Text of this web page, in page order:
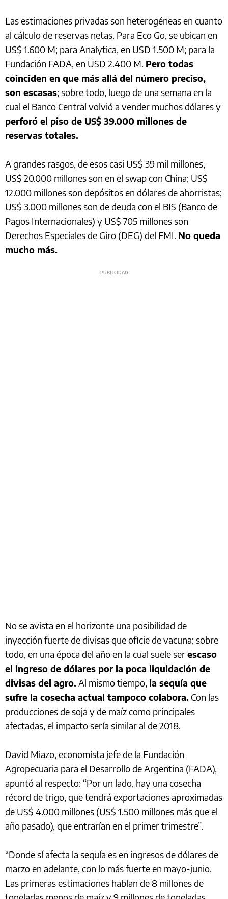
Las estimaciones privadas son heterogéneas en cuanto
al cálculo de reservas netas. Para Eco Go, se ubican en
US$ 1.600 M; para Analytica, en USD 1.500 M; para la
Fundación FADA, en USD 2.400 M. Pero todas
coinciden en que más allá del número preciso,
son escasas; sobre todo, luego de una semana en la
cual el Banco Central volvió a vender muchos dólares y
perforó el piso de US$ 39.000 millones de
reservas totales.
A grandes rasgos, de esos casi US$ 39 mil millones,
US$ 20.000 millones son en el swap con China; US$
12.000 millones son depósitos en dólares de ahorristas;
US$ 3.000 millones son de deuda con el BIS (Banco de
Pagos Internacionales) y US$ 705 millones son
Derechos Especiales de Giro (DEG) del FMI. No queda
mucho más.
No se avista en el horizonte una posibilidad de
inyección fuerte de divisas que oficie de vacuna; sobre
todo, en una época del año en la cual suele serescaso
el ingreso de dólares por la poca liquidación de
divisas del agro.Al mismo tiempo, la sequía que
sufre la cosecha actual tampoco colabora. Con las
producciones de soja y de maíz como principales
afectadas, el impacto sería similar al de 2018.
David Miazo, economista jefe de la Fundación
Agropecuaria para el Desarrollo de Argentina (FADA),
apuntó al respecto: “Por un lado, hay una cosecha
récord de trigo, que tendrá exportaciones aproximadas
de US$ 4.000 millones (US$ 1.500 millones más que el
año pasado), que entrarían en el primer trimestre”.
“Donde sí afecta la sequía es en ingresos de dólares de
marzo en adelante, con lo más fuerte en mayo-junio.
Las primeras estimaciones hablan de 8 millones de